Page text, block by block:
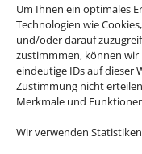
Um Ihnen ein optimales
Technologien wie
und/oder darauf
zustimmmen, können wir
eindeutige IDs auf dieser
Zustimmung nicht
Merkmale und
Wir verwenden